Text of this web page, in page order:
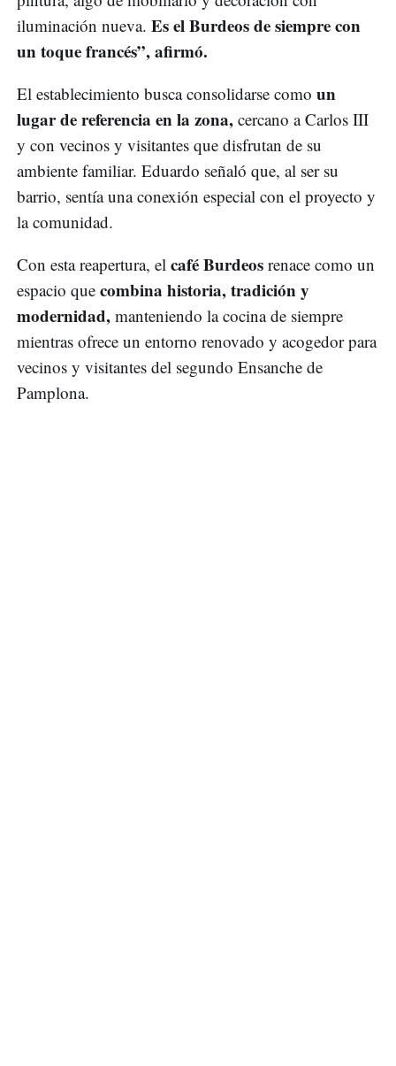
iluminación nueva. Es el Burdeos de siempre con
un toque francés”, afirmó.
El establecimiento busca consolidarse como un
lugar de referencia en la zona, cercano a Carlos III
y con vecinos y visitantes que disfrutan de su
ambiente familiar. Eduardo señaló que, al ser su
barrio, sentía una conexión especial con el proyecto y
la comunidad.
Con esta reapertura, el café Burdeos renace como un
espacio que combina historia, tradición y
modernidad, manteniendo la cocina de siempre
mientras ofrece un entorno renovado y acogedor para
vecinos y visitantes del segundo Ensanche de
Pamplona.